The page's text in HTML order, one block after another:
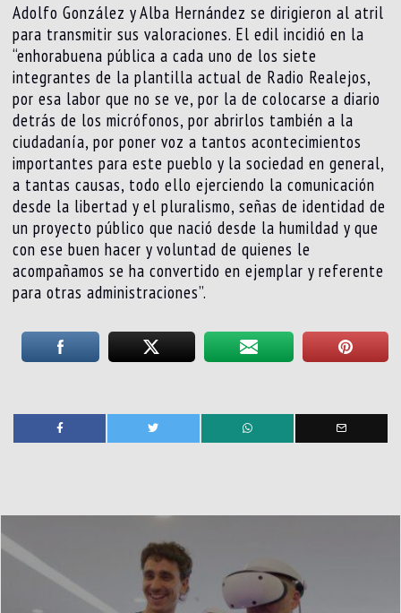
Adolfo González y Alba Hernández se dirigieron al atril
para transmitir sus valoraciones. El edil incidió en la
“enhorabuena pública a cada uno de los siete
integrantes de la plantilla actual de Radio Realejos,
por esa labor que no se ve, por la de colocarse a diario
detrás de los micrófonos, por abrirlos también a la
ciudadanía, por poner voz a tantos acontecimientos
importantes para este pueblo y la sociedad en general,
a tantas causas, todo ello ejerciendo la comunicación
desde la libertad y el pluralismo, señas de identidad de
un proyecto público que nació desde la humildad y que
con ese buen hacer y voluntad de quienes le
acompañamos se ha convertido en ejemplar y referente
para otras administraciones”.